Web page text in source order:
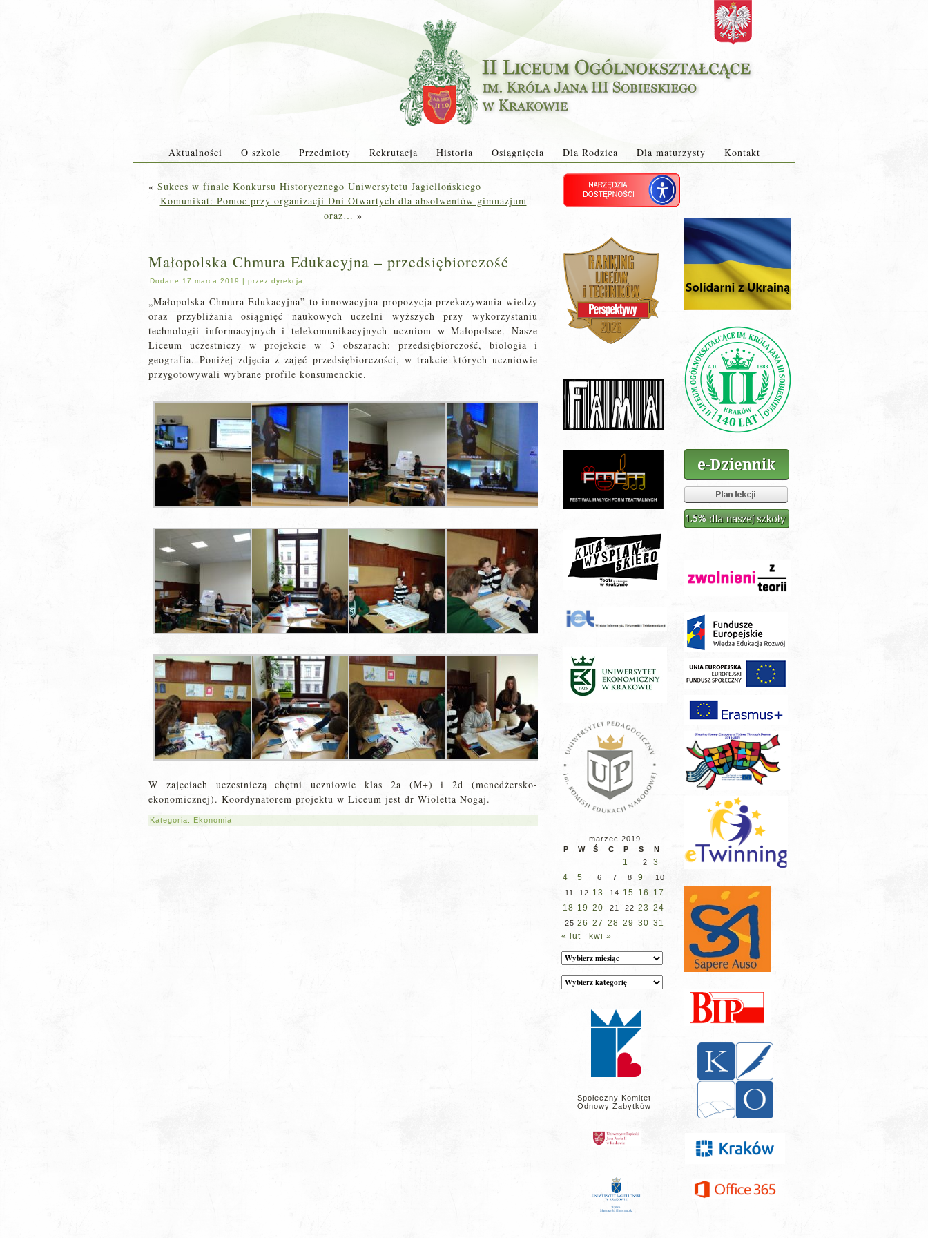
Aktualności O szkole Przedmioty Rekrutacja Historia Osiągnięcia Dla Rodzica Dla maturzysty Kontakt
« Sukces w finale Konkursu Historycznego Uniwersytetu Jagiellońskiego
Komunikat: Pomoc przy organizacji Dni Otwartych dla absolwentów gimnazjum
oraz… »
Małopolska Chmura Edukacyjna – przedsiębiorczość
Dodane 17 marca 2019 | przez dyrekcja
„Małopolska Chmura Edukacyjna” to innowacyjna propozycja przekazywania wiedzy
oraz przybliżania osiągnięć naukowych uczelni wyższych przy wykorzystaniu
technologii informacyjnych i telekomunikacyjnych uczniom w Małopolsce. Nasze
Liceum uczestniczy w projekcie w 3 obszarach: przedsiębiorczość, biologia i
geografia. Poniżej zdjęcia z zajęć przedsiębiorczości, w trakcie których uczniowie
przygotowywali wybrane profile konsumenckie.
W zajęciach uczestniczą chętni uczniowie klas 2a (M+) i 2d (menedżersko-
ekonomicznej). Koordynatorem projektu w Liceum jest dr Wioletta Nogaj.
Kategoria: Ekonomia
marzec 2019
P
W Ś C P S N
1 2
3
4
5 6 7 8 9
10
11
12 13 14 15 16
17
18 19 20 21 22 23 24
25 26 27 28 29 30 31
« lut
kwi »
Archiwum
Kategorie
wpisów
Społeczny Komitet
Odnowy Zabytków